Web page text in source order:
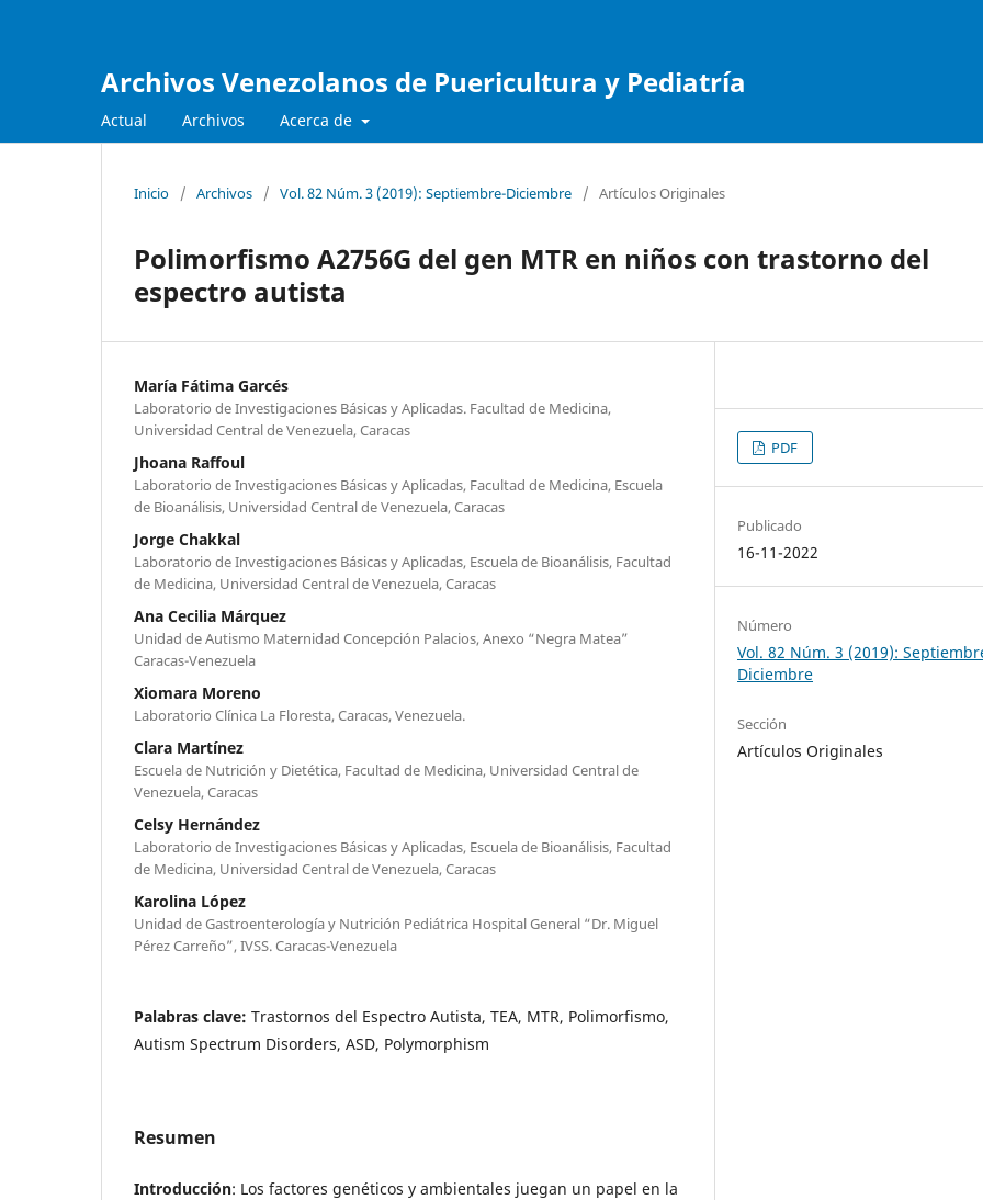
Archivos Venezolanos de Puericultura y Pediatría
Actual Archivos Acerca de
Inicio / Archivos / Vol. 82 Núm. 3 (2019): Septiembre-Diciembre / Artículos Originales
Polimorfismo A2756G del gen MTR en niños con trastorno del
espectro autista
María Fátima Garcés
Laboratorio de Investigaciones Básicas y Aplicadas. Facultad de Medicina,
Universidad Central de Venezuela, Caracas
Jhoana Raffoul
Laboratorio de Investigaciones Básicas y Aplicadas, Facultad de Medicina, Escuela
de Bioanálisis, Universidad Central de Venezuela, Caracas
Jorge Chakkal
Laboratorio de Investigaciones Básicas y Aplicadas, Escuela de Bioanálisis, Facultad
de Medicina, Universidad Central de Venezuela, Caracas
Ana Cecilia Márquez
Unidad de Autismo Maternidad Concepción Palacios, Anexo “Negra Matea”
Caracas-Venezuela
Xiomara Moreno
Laboratorio Clínica La Floresta, Caracas, Venezuela.
Clara Martínez
Escuela de Nutrición y Dietética, Facultad de Medicina, Universidad Central de
Venezuela, Caracas
Celsy Hernández
Laboratorio de Investigaciones Básicas y Aplicadas, Escuela de Bioanálisis, Facultad
de Medicina, Universidad Central de Venezuela, Caracas
Karolina López
Unidad de Gastroenterología y Nutrición Pediátrica Hospital General “Dr. Miguel
Pérez Carreño”, IVSS. Caracas-Venezuela
Palabras clave: Trastornos del Espectro Autista, TEA, MTR, Polimorfismo,
Autism Spectrum Disorders, ASD, Polymorphism
Resumen
Introducción: Los factores genéticos y ambientales juegan un papel en la
PDF
Publicado
16-11-2022
Número
Vol. 82 Núm. 3 (2019):
Diciembre
Sección
Artículos Originales